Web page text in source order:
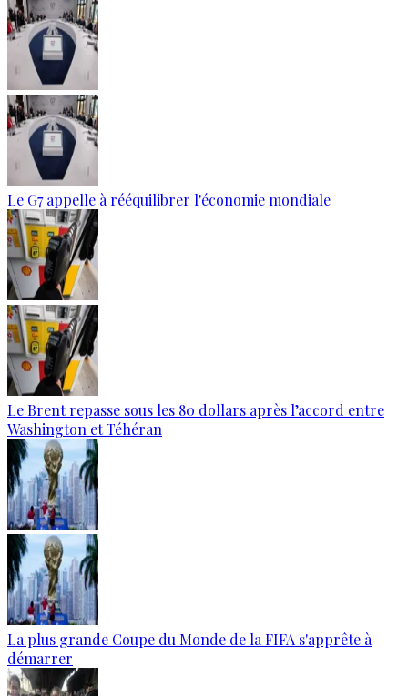
Le G7 appelle à rééquilibrer l'économie mondiale
Le Brent repasse sous les 80 dollars après l’accord entre
Washington et Téhéran
La plus grande Coupe du Monde de la FIFA s'apprête à
démarrer